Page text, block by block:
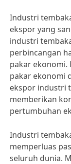
Industri
ekspor yang
industri
perbincangan
pakar ekonomi.
pakar ekonomi
ekspor industri
memberikan
pertumbuhan
Industri
memperluas
seluruh dunia.